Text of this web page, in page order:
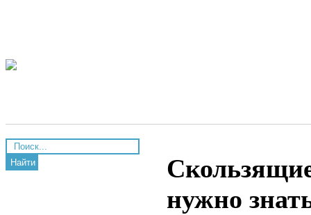
Найти
нужно